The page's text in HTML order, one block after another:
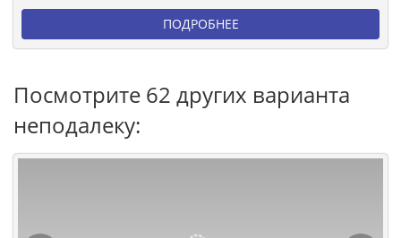
ПОДРОБНЕЕ
Посмотрите 62 других варианта
неподалеку: